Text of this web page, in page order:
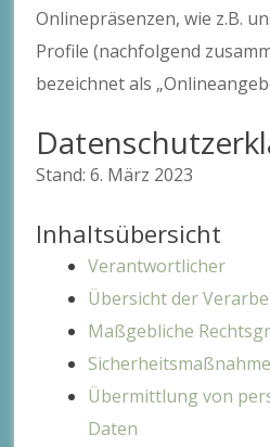
Onlinepräsenzen, wie z.B.
Profile (nachfolgend
bezeichnet als
Stand: 6. März 2023
Inhaltsübersicht
Verantwortlicher
Übersicht der
Maßgebliche
Übermittlung von
Daten